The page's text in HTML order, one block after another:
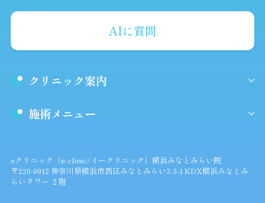
AIに質問
クリニック案内
施術メニュー
eクリニック（e-clinic/イークリニック）横浜みなとみらい院
〒220-0012 神奈川県横浜市西区みなとみらい3-3-1 KDX横浜みなとみ
らいタワー ２階